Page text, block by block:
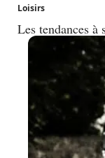
Loisirs
Les tendances